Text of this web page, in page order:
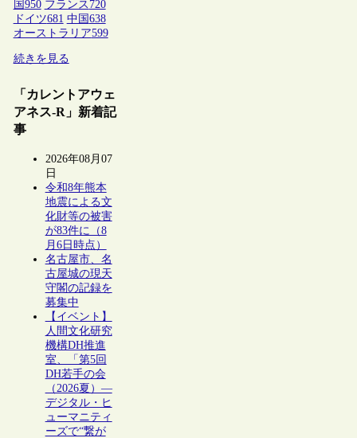
国 950 フランス 720
ドイツ681 中国 638
オーストラリア599
続きを見る
「カレントアウェ
アネス-R」新着記
事
2026年08月07
日
令和8年熊本
地震による文
化財等の被害
が83件に（8
月6日時点）
名古屋市、名
古屋城の現天
守閣の記録を
募集中
【イベント】
人間文化研究
機構DH推進
室、「第5回
DH若手の会
（2026夏）―
デジタル・ヒ
ューマニティ
ーズで“繋が